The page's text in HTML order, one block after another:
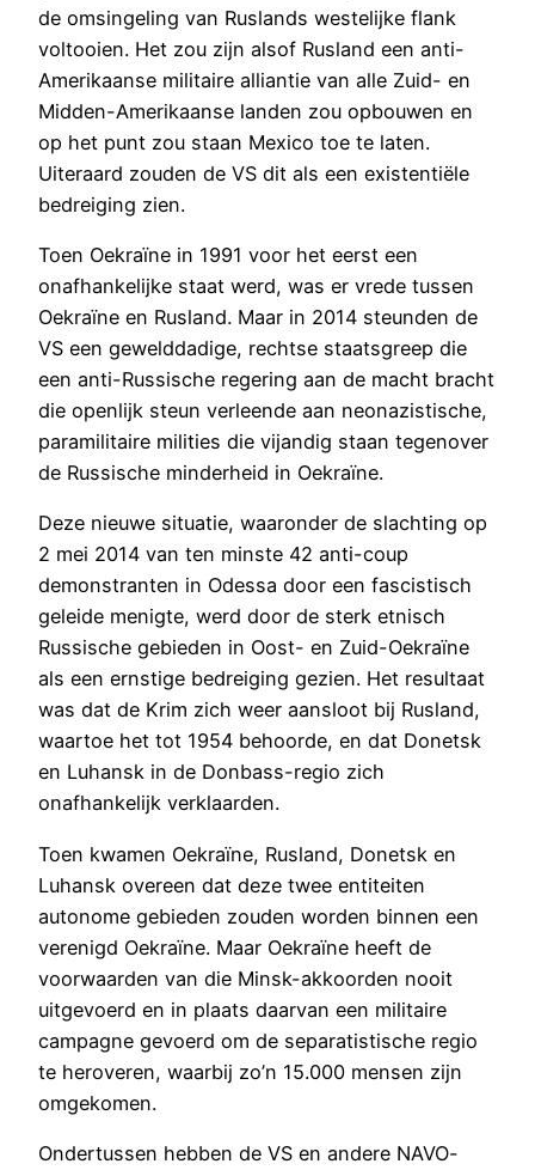
de omsingeling van Ruslands westelijke flank
voltooien. Het zou zijn alsof Rusland een anti-
Amerikaanse militaire alliantie van alle Zuid- en
Midden-Amerikaanse landen zou opbouwen en
op het punt zou staan Mexico toe te laten.
Uiteraard zouden de VS dit als een existentiële
bedreiging zien.
Toen Oekraïne in 1991 voor het eerst een
onafhankelijke staat werd, was er vrede tussen
Oekraïne en Rusland. Maar in 2014 steunden de
VS een gewelddadige, rechtse staatsgreep die
een anti-Russische regering aan de macht bracht
die openlijk steun verleende aan neonazistische,
paramilitaire milities die vijandig staan tegenover
de Russische minderheid in Oekraïne.
Deze nieuwe situatie, waaronder de slachting op
2 mei 2014 van ten minste 42 anti-coup
demonstranten in Odessa door een fascistisch
geleide menigte, werd door de sterk etnisch
Russische gebieden in Oost- en Zuid-Oekraïne
als een ernstige bedreiging gezien. Het resultaat
was dat de Krim zich weer aansloot bij Rusland,
waartoe het tot 1954 behoorde, en dat Donetsk
en Luhansk in de Donbass-regio zich
onafhankelijk verklaarden.
Toen kwamen Oekraïne, Rusland, Donetsk en
Luhansk overeen dat deze twee entiteiten
autonome gebieden zouden worden binnen een
verenigd Oekraïne. Maar Oekraïne heeft de
voorwaarden van die Minsk-akkoorden nooit
uitgevoerd en in plaats daarvan een militaire
campagne gevoerd om de separatistische regio
te heroveren, waarbij zo’n 15.000 mensen zijn
omgekomen.
Ondertussen hebben de VS en andere NAVO-